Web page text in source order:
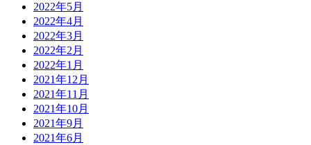
2022年5月
2022年4月
2022年3月
2022年2月
2022年1月
2021年12月
2021年11月
2021年10月
2021年9月
2021年6月